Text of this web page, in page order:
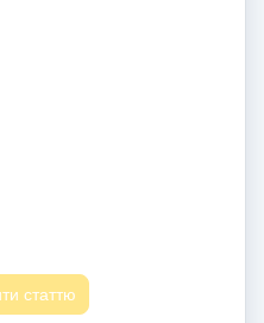
статтю